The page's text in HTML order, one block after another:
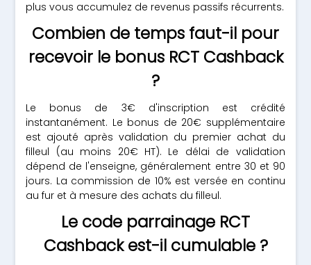
plus vous accumulez de revenus passifs récurrents.
Combien de temps faut-il pour
recevoir le bonus RCT Cashback
?
Le bonus de 3€ d'inscription est crédité
instantanément. Le bonus de 20€ supplémentaire
est ajouté après validation du premier achat du
filleul (au moins 20€ HT). Le délai de validation
dépend de l'enseigne, généralement entre 30 et 90
jours. La commission de 10% est versée en continu
au fur et à mesure des achats du filleul.
Le code parrainage RCT
Cashback est-il cumulable ?